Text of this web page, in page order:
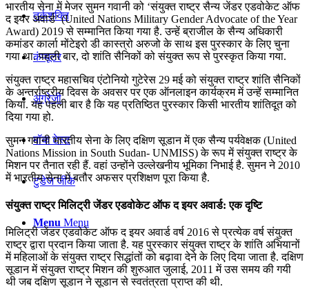
तर्कशक्ति
कंप्यूटर
अंग्रेजी
मॉक टेस्ट
टुडेज जीके
Menu Menu
भारतीय सेना में मेजर सुमन गवानी को ‘संयुक्त राष्ट्र सैन्य जेंडर एडवोकेट ऑफ
द इयर अवार्ड’ (United Nations Military Gender Advocate of the Year
Award) 2019 से सम्मानित किया गया है. उन्हें ब्राजील के सैन्य अधिकारी
कमांडर कार्ला मोंटेइरो डी कास्त्रो अरुजो के साथ इस पुरस्कार के लिए चुना
गया था. पहली बार, दो शांति सैनिकों को संयुक्त रूप से पुरस्कृत किया गया.
संयुक्त राष्ट्र महासचिव एंटोनियो गुटेरेस 29 मई को संयुक्त राष्ट्र शांति सैनिकों
के अन्तर्राष्ट्रीय दिवस के अवसर पर एक ऑनलाइन कार्यक्रम में उन्हें सम्मानित
किया. यह पहली बार है कि यह प्रतिष्ठित पुरस्कार किसी भारतीय शांतिदूत को
दिया गया हो.
सुमन गवानी भारतीय सेना के लिए दक्षिण सूडान में एक सैन्य पर्यवेक्षक (United
Nations Mission in South Sudan- UNMISS) के रूप में संयुक्त राष्ट्र के
मिशन पर तैनात रही हैं. वहां उन्होंने उल्लेखनीय भूमिका निभाई है. सुमन ने 2010
में भारतीय सेना में बतौर अफसर प्रशिक्षण पूरा किया है.
संयुक्त राष्ट्र मिलिट्री जेंडर एडवोकेट ऑफ द इयर अवार्ड: एक दृष्टि
मिलिट्री जेंडर एडवोकेट ऑफ द इयर अवार्ड वर्ष 2016 से प्रत्येक वर्ष संयुक्त
राष्ट्र द्वारा प्रदान किया जाता है. यह पुरस्कार संयुक्त राष्ट्र के शांति अभियानों
में महिलाओं के संयुक्त राष्ट्र सिद्धांतों को बढ़ावा देने के लिए दिया जाता है. दक्षिण
सूडान में संयुक्त राष्ट्र मिशन की शुरुआत जुलाई, 2011 में उस समय की गयी
थी जब दक्षिण सूडान ने सूडान से स्वतंत्रता प्राप्त की थी.